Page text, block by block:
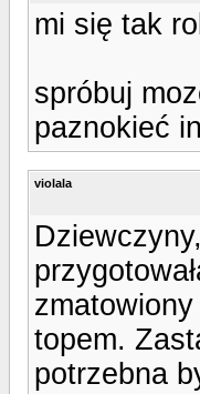
mi się tak
spróbuj
paznokieć
violala
topem.
potrzebna